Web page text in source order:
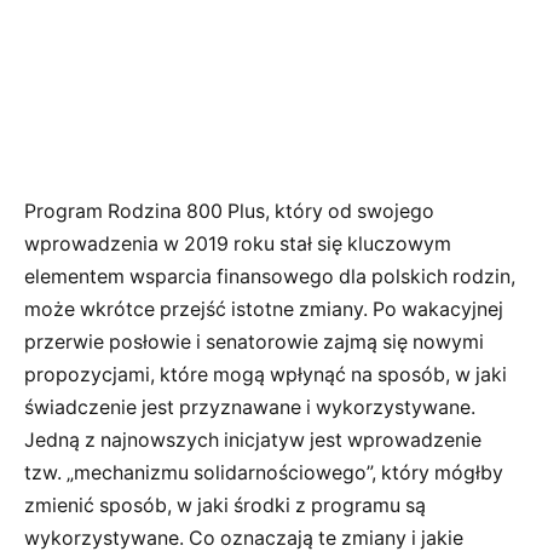
Program Rodzina 800 Plus, który od swojego
wprowadzenia w 2019 roku stał się kluczowym
elementem wsparcia finansowego dla polskich rodzin,
może wkrótce przejść istotne zmiany. Po wakacyjnej
przerwie posłowie i senatorowie zajmą się nowymi
propozycjami, które mogą wpłynąć na sposób, w jaki
świadczenie jest przyznawane i wykorzystywane.
Jedną z najnowszych inicjatyw jest wprowadzenie
tzw. „mechanizmu solidarnościowego”, który mógłby
zmienić sposób, w jaki środki z programu są
wykorzystywane. Co oznaczają te zmiany i jakie